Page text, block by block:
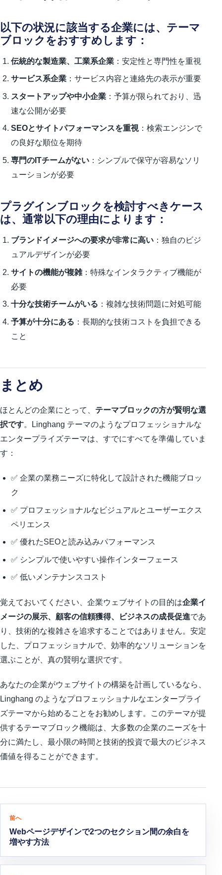
以下の状況に該当する企業には、テーマ
ブロックをおすすめします：
伝統的な製造業、工業系企業：安定性と専門性を重視
サービス系企業：サービス内容と連絡先の表示が重要
スタートアップや中小企業：予算が限られており、迅
速な公開が必要
SEOとサイトパフォーマンスを重視：検索エンジンで
の良好な順位を期待
専門のITチームがない：シンプルで保守が容易なソリ
ューションが必要
プラグインブロックを検討すべきケース
は、通常以下の理由によります：
ブランドイメージへの要求が非常に高い：独自のビジ
ュアルデザインが必要
サイトの機能が複雑：特殊なインタラクティブ機能が
必要
十分な技術チームがいる ：複雑な技術問題に対処可能
予算が十分にある ：長期的な技術コストを負担できる
こと
まとめ
ほとんどの企業にとって、 テーマブロックの方が賢明な選
択です。Linghang テーマのようなプロフェッショナルな
エンタープライズテーマは、すでにすべてを準備していま
す：
✅ 企業の業務ニーズに特化して設計された機能ブロッ
ク
✅ プロフェッショナルなビジュアルとユーザーエクス
ペリエンス
✅ 優れたSEOと読み込みパフォーマンス
✅ シンプルで使いやすい操作インターフェース
✅ 低いメンテナンスコスト
覚えておいてください、企業ウェブサイトの目的は企業イ
メージの展示、顧客の信頼獲得、ビジネスの成長促進であ
り、技術的な複雑さを追求することではありません。安定
した、プロフェッショナルで、効率的なソリューションを
選ぶことが、真の賢明な選択です。
あなたの企業がウェブサイトの構築を計画しているなら、
Linghang のようなプロフェッショナルなエンタープライ
ズテーマから始めることをお勧めします。このテーマが提
供するテーマブロック機能は、大多数の企業のニーズを十
分に満たし、最小限の時間と技術的投資で最大のビジネス
価値を得ることができます。
投稿ナビゲーション
前へ
Webページデザインで2つのセクション間の余白を
増やす方法